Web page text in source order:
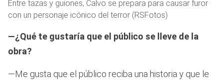
Entre tazas y guiones, Calvo se prepara para causar furor
con un personaje icónico del terror (RSFotos)
—¿Qué te gustaría que el público se lleve de la
obra?
—Me gusta que el público reciba una historia y que le